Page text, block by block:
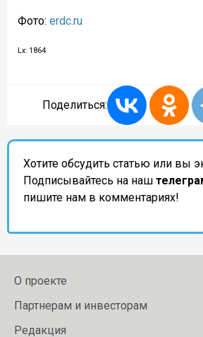
Фото: erdc.ru
Lx: 1864
Поделиться:
Хотите обсудить статью или вы
Подписывайтесь на наш
пишите нам в комментариях!
О проекте
Партнерам и инвесторам
Редакция